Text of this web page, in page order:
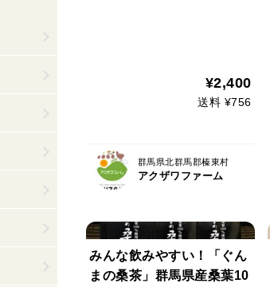
¥2,400
送料 ¥756
群馬県北群馬郡榛東村
アクザワファーム
みんな飲みやすい！「ぐん
まの桑茶」群馬県産桑葉10